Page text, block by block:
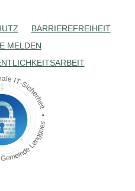
BARRIEREFREIHEIT
MELDEN